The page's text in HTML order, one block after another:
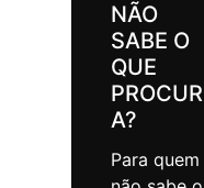
NÃO
SABE O
QUE
PROCUR
A?
Para quem